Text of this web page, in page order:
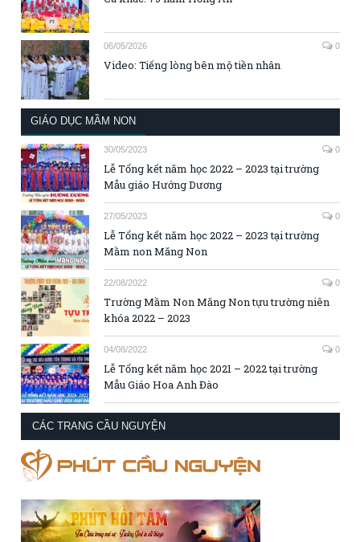
06/05/2026 0
Video: Tiếng lòng bên mộ tiền nhân
GIÁO DỤC MẦM NON
30/05/2023 0
Lễ Tổng kết năm học 2022 – 2023 tại trường
Mẫu giáo Hướng Dương
27/05/2023 0
Lễ Tổng kết năm học 2022 – 2023 tại trường
Mầm non Măng Non
22/08/2022 0
Trường Mầm Non Măng Non tựu trường niên
khóa 2022 – 2023
04/08/2022 0
Lễ Tổng kết năm học 2021 – 2022 tại trường
Mẫu Giáo Hoa Anh Đào
CÁC TRANG CẦU NGUYỆN